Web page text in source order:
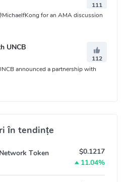
111
for an AMA discussion
UNCB
112
announced a partnership with
în tendințe
Token
$0.1217
11.04%